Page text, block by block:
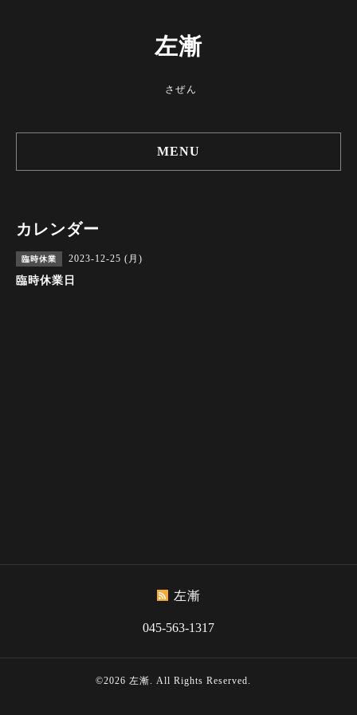
左漸
さぜん
MENU
カレンダー
臨時休業 2023-12-25 (月)
臨時休業日
左漸
045-563-1317
©2026 左漸. All Rights Reserved.